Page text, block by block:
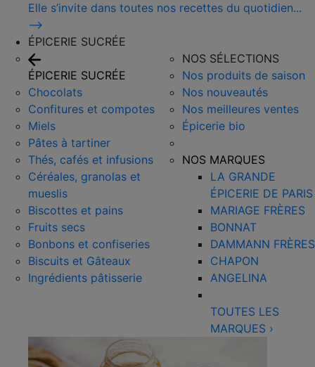
Elle s’invite dans toutes nos recettes du quotidien...
⟶
ÉPICERIE SUCRÉE
ÉPICERIE SUCRÉE
Chocolats
Confitures et compotes
Miels
Pâtes à tartiner
Thés, cafés et infusions
Céréales, granolas et
mueslis
Biscottes et pains
Fruits secs
Bonbons et confiseries
Biscuits et Gâteaux
Ingrédients pâtisserie
NOS SÉLECTIONS
Nos produits de saison
Nos nouveautés
Nos meilleures ventes
Épicerie bio
NOS MARQUES
LA GRANDE
ÉPICERIE DE PARIS
MARIAGE FRÈRES
BONNAT
DAMMANN FRÈRES
CHAPON
ANGELINA
TOUTES LES
MARQUES ›